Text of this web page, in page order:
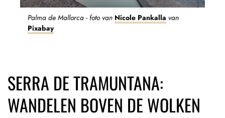
Palma de Mallorca - foto van Nicole Pankalla van
Pixabay
SERRA DE TRAMUNTANA:
WANDELEN BOVEN DE WOLKEN